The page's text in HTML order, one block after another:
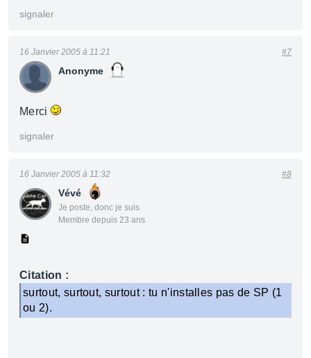
signaler
Anonyme
16 Janvier 2005 à 11:21 #7
Merci
signaler
Vévé
Je poste, donc je suis
Membre depuis 23 ans
16 Janvier 2005 à 11:32 #8
Citation :
surtout, surtout, surtout : tu n'installes pas de SP (1
ou 2).